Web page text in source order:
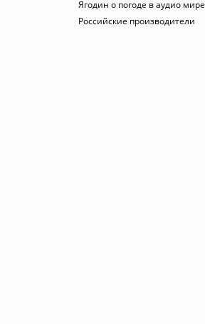
Ягодин о погоде в аудио мире
Российские производители